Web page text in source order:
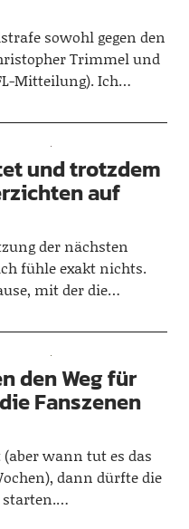
sowohl gegen den
Trimmel und
Mitteilung). Ich…
und trotzdem
auf
der nächsten
fühle exakt nichts.
mit der die…
den Weg für
Fanszenen
wann tut es das
dann dürfte die
starten.…